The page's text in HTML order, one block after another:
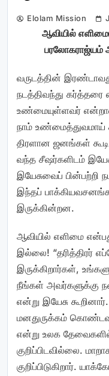
Elolam Mission
ஆவியில்
பரலோகராஜ்யம்
வருடத்தின்
நடத்திவந்து
உண்மையுள்ளவர்
நாம் உண்மைத்துவமாய்
திரளான ஜனங்கள் கூடி
வந்த சீஷர்களிடம்
இயேசுவைப் பின்பற்றி
இந்தப்
இருக்கின்றன.
ஆவியில் எளிமை
இல்லை! “தரித்திரர்
இருக்கிறார்கள்,
நீங்கள் அவர்களுக்கு
என்று இயேசு
மனதுருக்கம்
என்று உலக
குறிப்பிடவில்லை.
குறிப்பிடுகிறார்.